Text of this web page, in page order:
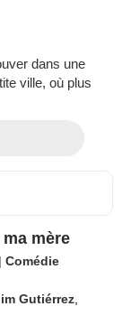
dans une
ville, où plus
mère
| Comédie
Gutiérrez